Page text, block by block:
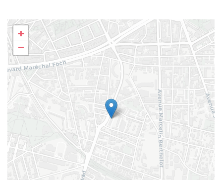
+
−